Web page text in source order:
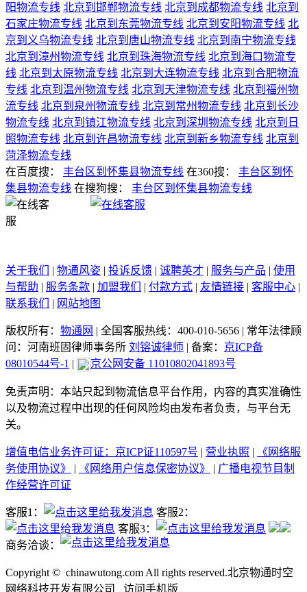
阳物流专线 北京到邯郸物流专线 北京到成都物流专线 北京到
石家庄物流专线 北京到东莞物流专线 北京到安阳物流专线 北
京到义乌物流专线 北京到唐山物流专线 北京到南宁物流专线
北京到漳州物流专线 北京到珠海物流专线 北京到海口物流专
线 北京到太原物流专线 北京到大连物流专线 北京到合肥物流
专线 北京到温州物流专线 北京到天津物流专线 北京到福州物
流专线 北京到泉州物流专线 北京到常州物流专线 北京到长沙
物流专线 北京到镇江物流专线 北京到深圳物流专线 北京到日
照物流专线 北京到许昌物流专线 北京到新乡物流专线 北京到
菏泽物流专线
在百度搜：
丰台区到怀集县物流专线 在360搜：
丰台区到怀
集县物流专线 在搜狗搜： 丰台区到怀集县物流专线
关于我们 | 物通风姿 | 投诉反馈 | 诚聘英才 | 服务与产品 | 使用
与帮助 | 服务条款 | 加盟我们 | 付款方式 | 友情链接 | 客服中心 |
联系我们
| 网站地图
版权所有： 物通网 | 全国客服热线：400-010-5656 | 常年法律顾
问：河南班固律师事务所 刘镕诚律师 | 备案： 京ICP备
08010544号-1 | 京公网安备 11010802041893号
免责声明：本站只起到物流信息平台作用，内容的真实准确性
以及物流过程中出现的任何风险均由发布者负责，与平台无
关。
增值电信业务许可证：京ICP证110597号 | 营业执照 |
《网络服
务使用协议》
| 《网络用户信息保密协议》 | 广播电视节目制
作经营许可证
客服1：
客服2：
客服3：
商务洽谈：
Copyright © chinawutong.com All rights reserved.北京物通时空
网络科技开发有限公司
访问手机版